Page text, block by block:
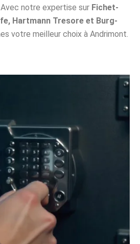
notre expertise sur Fichet-
Hartmann Tresore et Burg-
votre meilleur choix à Andrimont.